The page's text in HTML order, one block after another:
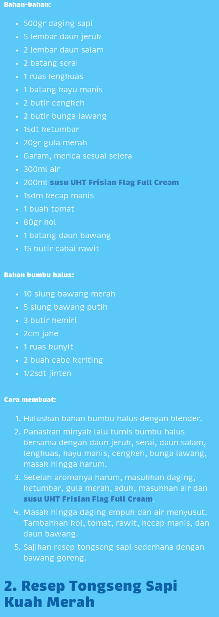
Bahan-bahan:
500gr daging sapi
5 lembar daun jeruk
2 lembar daun salam
2 batang serai
1 ruas lengkuas
1 batang kayu manis
2 butir cengkeh
2 butir bunga lawang
1sdt ketumbar
20gr gula merah
Garam, merica sesuai selera
300ml air
200ml susu UHT Frisian Flag Full Cream
1sdm kecap manis
1 buah tomat
80gr kol
1 batang daun bawang
15 butir cabai rawit
Bahan bumbu halus:
10 siung bawang merah
5 siung bawang putih
3 butir kemiri
2cm jahe
1 ruas kunyit
2 buah cabe keriting
1/2sdt jinten
Cara membuat:
Haluskan bahan bumbu halus dengan blender.
Panaskan minyak lalu tumis bumbu halus
bersama dengan daun jeruk, serai, daun salam,
lengkuas, kayu manis, cengkeh, bunga lawang,
masak hingga harum.
Setelah aromanya harum, masukkan daging,
ketumbar, gula merah, aduk, masukkan air dan
susu UHT Frisian Flag Full Cream.
Masak hingga daging empuk dan air menyusut.
Tambahkan kol, tomat, rawit, kecap manis, dan
daun bawang.
Sajikan resep tongseng sapi sederhana dengan
bawang goreng.
2. Resep Tongseng Sapi
Kuah Merah